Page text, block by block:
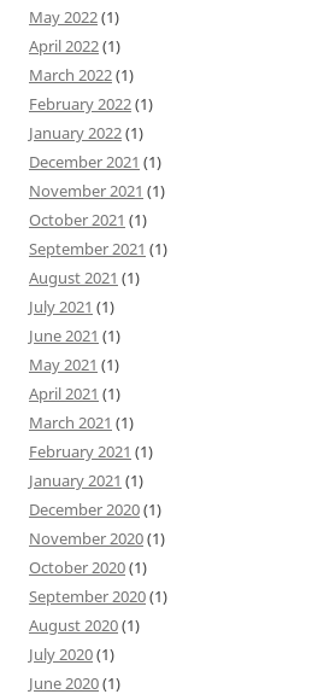
May 2022(1)
April 2022(1)
March 2022(1)
February 2022(1)
January 2022(1)
December 2021 (1)
November 2021 (1)
October 2021 (1)
September 2021 (1)
August 2021 (1)
July 2021 (1)
June 2021 (1)
May 2021 (1)
April 2021 (1)
March 2021 (1)
February 2021 (1)
January 2021 (1)
December 2020(1)
November 2020(1)
October 2020(1)
September 2020(1)
August 2020(1)
July 2020(1)
June 2020(1)